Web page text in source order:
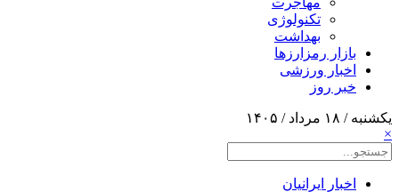
تکنولوژی
بهداشت
بازار رمزارزها
اخبار ورزشی
خبر روز
یکشنبه / ۱۸ مرداد / ۱۴۰۵
×
اخبار ایرانیان